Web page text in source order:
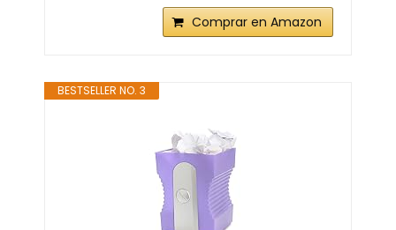
Comprar en Amazon
BESTSELLER NO. 3